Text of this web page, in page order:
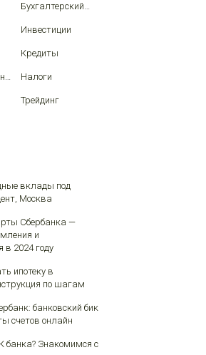
Бухгалтерский учет
Инвестиции
Кредиты
Личные финансы Налоги
Трейдинг
вклады под
Москва
Сбербанка —
и
в 2024 году
ипотеку в
по шагам
банковский бик
счетов онлайн
банка? Знакомимся с